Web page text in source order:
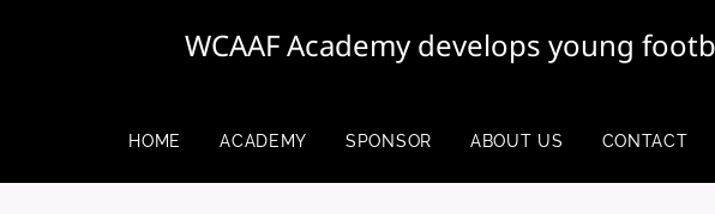
WCAAF Academy develops young
HOME ACADEMY SPONSOR ABOUT US CONTACT